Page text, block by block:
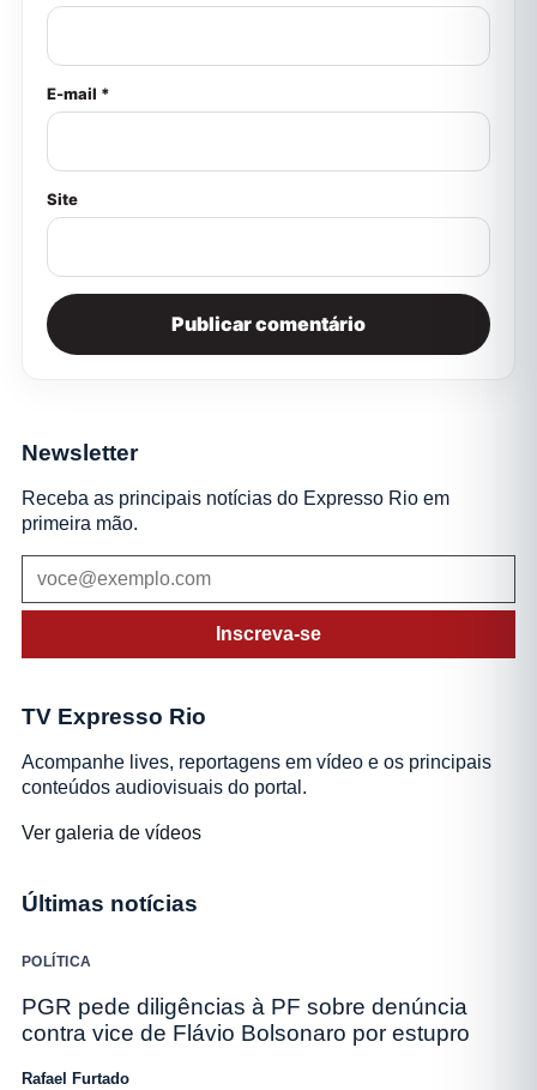
E-mail *
Site
Newsletter
Receba as principais notícias do Expresso Rio em
primeira mão.
Inscreva-se
TV Expresso Rio
Acompanhe lives, reportagens em vídeo e os principais
conteúdos audiovisuais do portal.
Ver galeria de vídeos
Últimas notícias
POLÍTICA
PGR pede diligências à PF sobre denúncia
contra vice de Flávio Bolsonaro por estupro
Rafael Furtado